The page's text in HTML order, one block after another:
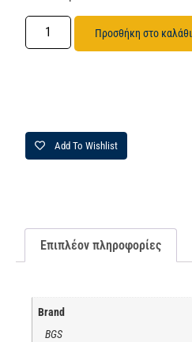
Προσθήκη στο καλάθι
Add To Wishlist
Επιπλέον πληροφορίες
Brand
BGS